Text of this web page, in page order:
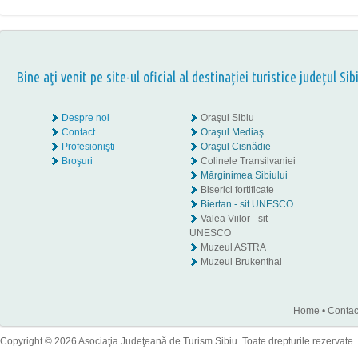
Bine aţi venit pe site-ul oficial al destinației turistice județul
Despre noi
Contact
Profesionişti
Broşuri
Oraşul Sibiu
Oraşul Mediaş
Oraşul Cisnădie
Colinele Transilvaniei
Mărginimea Sibiului
Biserici fortificate
Biertan - sit UNESCO
Valea Viilor - sit
UNESCO
Muzeul ASTRA
Muzeul Brukenthal
Home •
Copyright © 2026 Asociaţia Judeţeană de Turism Sibiu. Toate drepturile rezervate.